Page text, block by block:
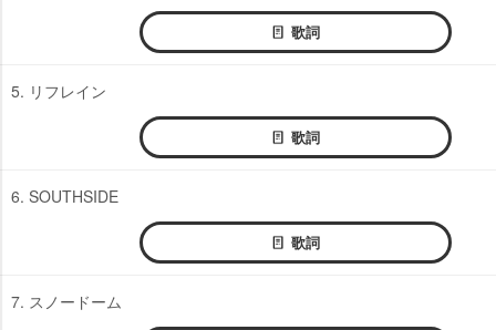
歌詞
5. リフレイン
歌詞
6. SOUTHSIDE
歌詞
7. スノードーム